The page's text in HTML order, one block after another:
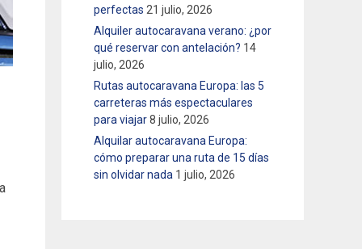
perfectas 21 julio, 2026
Alquiler autocaravana verano: ¿por
qué reservar con antelación? 14
julio, 2026
Rutas autocaravana Europa: las 5
carreteras más espectaculares
para viajar8 julio, 2026
Alquilar autocaravana Europa:
cómo preparar una ruta de 15 días
sin olvidar nada 1 julio, 2026